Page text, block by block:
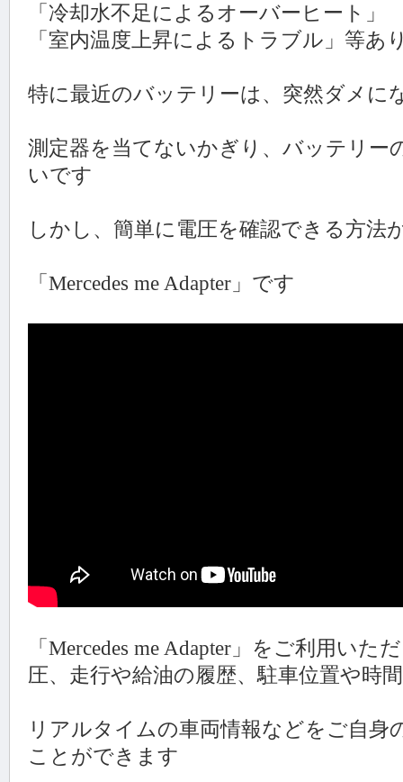
「冷却水不足によるオーバーヒート」
「室内温度上昇によるトラブル」等あ
特に最近のバッテリーは、突然ダメに
測定器を当てないかぎり、バッテリー
いです
しかし、簡単に電圧を確認できる方法
「Mercedes me Adapter」です
「Mercedes me Adapter」をご利用い
圧、走行や給油の履歴、駐車位置や時間
リアルタイムの車両情報などをご自身
ことができます